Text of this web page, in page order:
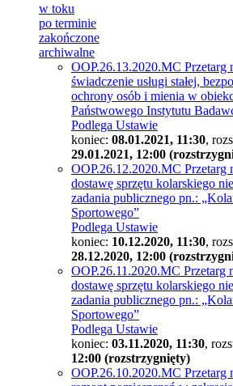
w toku
po terminie
zakończone
archiwalne
OOP.26.13.2020.MC Przetarg
świadczenie usługi stałej,
ochrony osób i mienia w
Państwowego Instytutu
Podlega Ustawie
koniec: 08.01.2021, 11:30,
29.01.2021, 12:00
OOP.26.12.2020.MC Przetarg
dostawę sprzętu kolarskiego
zadania publicznego pn.:
Sportowego”
Podlega Ustawie
koniec: 10.12.2020, 11:30,
28.12.2020, 12:00
OOP.26.11.2020.MC Przetarg
dostawę sprzętu kolarskiego
zadania publicznego pn.:
Sportowego”
Podlega Ustawie
koniec: 03.11.2020, 11:30,
12:00 (rozstrzygnięty)
OOP.26.10.2020.MC Przetarg